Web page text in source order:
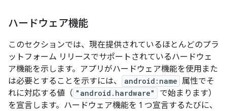
ハードウェア機能
このセクションでは、現在提供されているほとんどのプラ
ットフォーム リリースでサポートされているハードウェ
ア機能を示します。アプリがハードウェア機能を使用また
は必要とすることを示すには、
android:name 属性でそ
れに対応する値（ "android.hardware"
で始まります）
を宣言します。ハードウェア機能を 1 つ宣言するたびに、